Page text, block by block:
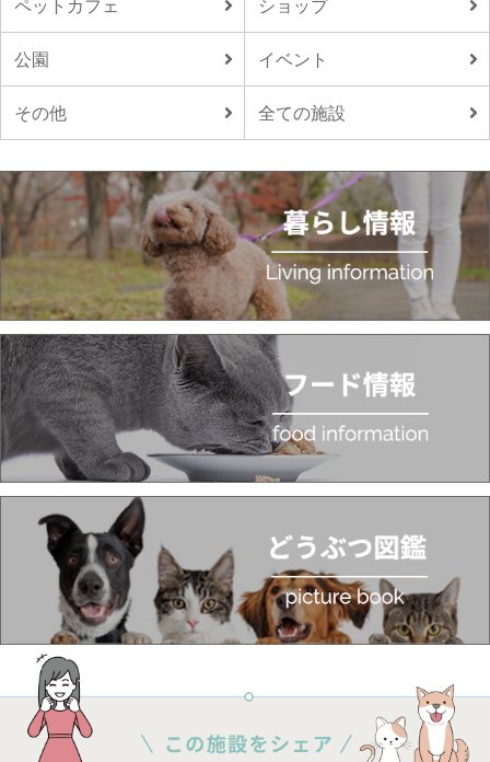
ペットカフェ ショップ
公園 イベント
その他 全ての施設